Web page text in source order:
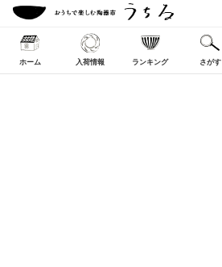
ホーム 入荷情報 ランキング さがす